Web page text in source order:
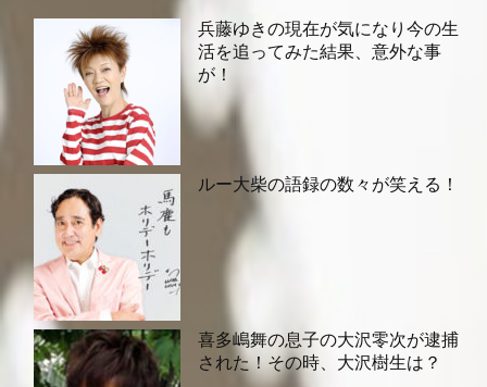
兵藤ゆきの現在が気になり今の生
活を追ってみた結果、意外な事
が！
ルー大柴の語録の数々が笑える！
喜多嶋舞の息子の大沢零次が逮捕
された！その時、大沢樹生は？